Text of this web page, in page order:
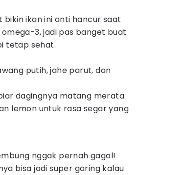
ikan ini anti hancur saat
3, jadi pas banget buat
tetap sehat.
putih, jahe parut, dan
dagingnya matang merata.
lemon untuk rasa segar yang
nggak pernah gagal!
bisa jadi super garing kalau